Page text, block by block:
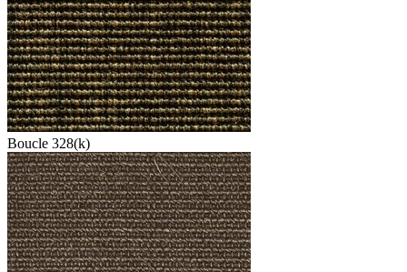
Boucle 328(k)